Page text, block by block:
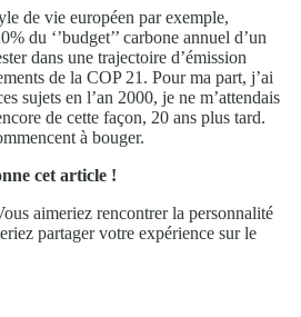
de vie européen par exemple,
du ‘’budget’’ carbone annuel d’un
dans une trajectoire d’émission
de la COP 21. Pour ma part, j’ai
sujets en l’an 2000, je ne m’attendais
de cette façon, 20 ans plus tard.
à bouger.
cet article !
aimeriez rencontrer la personnalité
partager votre expérience sur le